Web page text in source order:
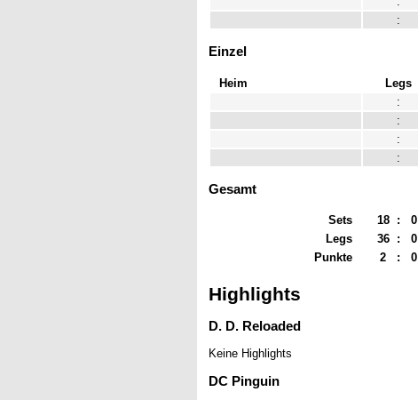
:
Einzel
Heim Legs
:
:
:
:
Gesamt
Sets 18 :
0
Legs
36 :
0
Punkte
2 : 0
Highlights
D. D. Reloaded
Keine Highlights
DC Pinguin